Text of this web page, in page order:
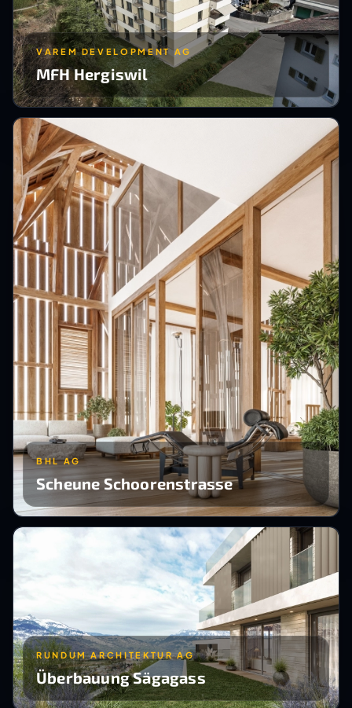
VAREM DEVELOPMENT AG
MFH Hergiswil
BHL AG
Scheune Schoorenstrasse
RUNDUM ARCHITEKTUR AG
Überbauung Sägagass